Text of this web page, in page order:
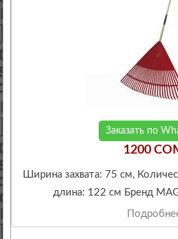
Заказать по
1200
Ширина захвата: 75 см,
длина: 122 см Бренд